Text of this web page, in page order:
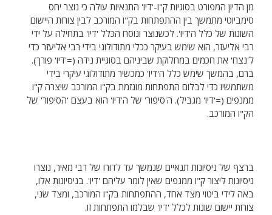
מן הדיון המפורט בסוגיות ק"ו-'דיו' התנאיות עולה כי נוצר יחס
סימביוטי מתמשך בין ההתפתחות בק"ו המורכב לבין צורות היישום
השונות של כלל ה'דיו'. לכשנוצר ונוסח הכלל 'דיו' בתחילה על ידי
רבי אליעזר, הוא שימש בעיקר ככלי מתודולוגי בידי רבי אליעזר כדי
ל'נצח' את חכמים במחלוקת שביניהם בסוגיית נידה (='דיו' פורך).
ברם, בהמשך שימש כלל ה'דיו' כמכשיר מתודולוגי עיקרי בידי
משתמשיו כדי לבלום התפתחות מוגזמת בק"ו המורכב שיצרה ק"ו
ממנפים (='דיו' מגביל). ה'סיפור' של ה'דיו' הוא בעצם 'הסיפור' של
הק"ו המורכב.
ברצף של ניסיונות תנאיים שנמשך עד לדורו של רבי מאיר, נוצרו
ניסיונות ליצור ק"ו ממנפים שאין לומר עליהם 'דיו'. בניסיונות אלו,
באה לידי ביטוי מצד אחד, ההתפתחות בק"ו המורכב, ומצד שני,
צורות יישום שונות לכלל 'דיו' שבלמו התפתחות זו.